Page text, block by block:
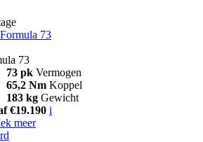
Formula 73
73
73 pk Vermogen
65,2 Nm Koppel
183 kg Gewicht
€19.190 i
meer